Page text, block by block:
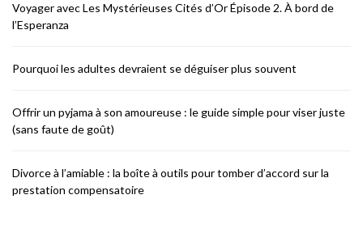
Voyager avec Les Mystérieuses Cités d’Or Épisode 2. À bord de
l’Esperanza
Pourquoi les adultes devraient se déguiser plus souvent
Offrir un pyjama à son amoureuse : le guide simple pour viser juste
(sans faute de goût)
Divorce à l’amiable : la boîte à outils pour tomber d’accord sur la
prestation compensatoire